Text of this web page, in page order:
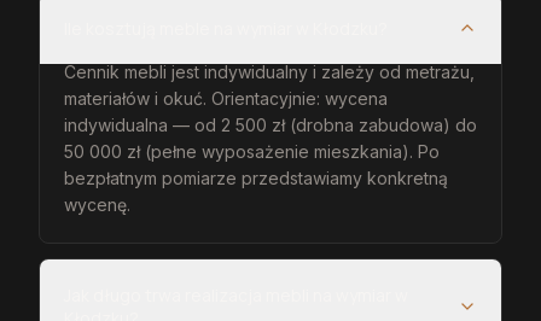
Cennik mebli jest indywidualny i zależy od metrażu,
materiałów i okuć. Orientacyjnie: wycena
indywidualna — od 2 500 zł (drobna zabudowa) do
50 000 zł (pełne wyposażenie mieszkania). Po
bezpłatnym pomiarze przedstawiamy konkretną
wycenę.